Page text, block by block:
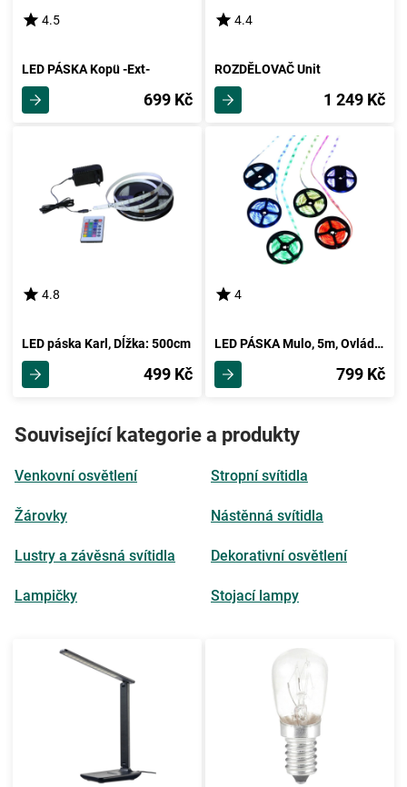
4.5
LED PÁSKA Kopü -Ext-
699 Kč
4.4
ROZDĚLOVAČ Unit
1 249 Kč
4.8
LED páska Karl, Dĺžka: 500cm
499 Kč
4
LED PÁSKA Mulo, 5m, Ovládaní Smartfónem
799 Kč
Související kategorie a produkty
Venkovní osvětlení
Žárovky
Lustry a závěsná svítidla
Lampičky
Stropní svítidla
Nástěnná svítidla
Dekorativní osvětlení
Stojací lampy